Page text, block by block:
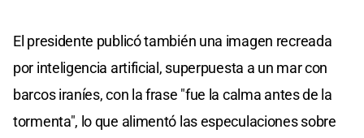
El presidente publicó también una imagen recreada
por inteligencia artificial, superpuesta a un mar con
barcos iraníes, con la frase "fue la calma antes de la
tormenta", lo que alimentó las especulaciones sobre